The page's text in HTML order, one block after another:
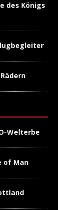
des Königs
Welterbe
of Man